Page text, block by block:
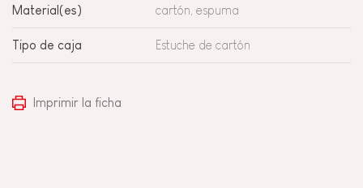
Material(es) cartón, espuma
Tipo de caja Estuche de cartón
Imprimir la ficha